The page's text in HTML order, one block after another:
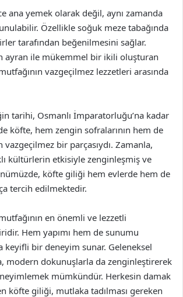
ana yemek olarak değil, aynı zamanda
Özellikle soğuk meze tabağında
tarafından beğenilmesini sağlar.
ayran ile mükemmel bir ikili oluşturan
vazgeçilmez lezzetleri arasında
tarihi, Osmanlı İmparatorluğu’na kadar
köfte, hem zengin sofralarının hem de
bir parçasıydı. Zamanla,
kültürlerin etkisiyle zenginleşmiş ve
köfte giliği hem evlerde hem de
tercih edilmektedir.
en önemli ve lezzetli
Hem yapımı hem de sunumu
keyifli bir deneyim sunar. Geleneksel
modern dokunuşlarla da zenginleştirerek
mümkündür. Herkesin damak
köfte giliği, mutlaka tadılması gereken